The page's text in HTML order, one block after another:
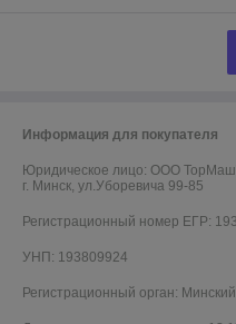
Информация для покупателя
Юридическое лицо: ООО
г. Минск, ул.Уборевича 99-85
Регистрационный номер ЕГР:
УНП: 193809924
Регистрационный орган: